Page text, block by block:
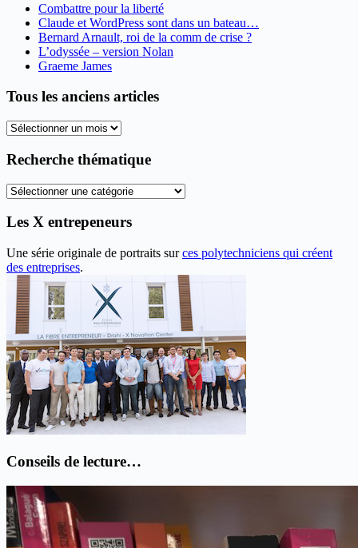
Combattre pour la liberté
Claude et WordPress sont dans un bateau…
Bernard Arnault, roi de la comm de crise ?
L’odyssée – version Nolan
Graeme James
Tous les anciens articles
Tous
anciens
Recherche thématique
Recherche
Les X entrepeneurs
Une série originale de portraits surces polytechniciens qui créent
des entreprises.
Conseils de lecture…